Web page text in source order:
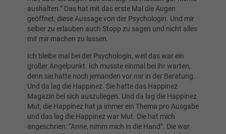
aushalten.” Das hat mit das erste Mal die Augen
geöffnet, diese Aussage von der Psychologin. Und mir
selber zu erlauben auch Stopp zu sagen und nicht alles
mit mir machen zu lassen.
Ich bleibe mal bei der Psychologin, weil das war ein
großer Angelpunkt. Ich musste einmal bei ihr warten,
denn sie hatte noch jemanden vor mir in der Beratung.
Und da lag die Happinez. Sie hatte das Happinez
Magazin bei sich auszuliegen. Und da lag die Happinez
Mut, die Happinez hat ja immer ein Thema pro Ausgabe
und das lag die Happinez war Mut. Die hat mich
angeschrien: “Anne, nimm mich in die Hand”. Die war